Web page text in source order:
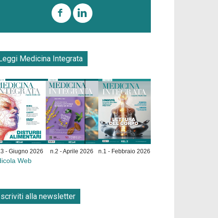
Medicina Integrata
- Giugno 2026 n.2 - Aprile 2026 n.1 - Febbraio 2026
Web
alla newsletter